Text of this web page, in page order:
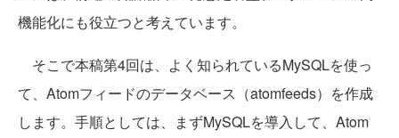
機能化にも役立つと考えています。
そこで本稿第4回は、よく知られているMySQLを使っ
て、Atomフィードのデータベース（atomfeeds）を作成
します。手順としては、まずMySQLを導入して、Atom